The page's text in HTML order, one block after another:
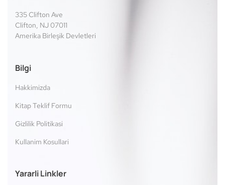
335 Clifton Ave
Clifton, NJ 07011
Amerika Birleşik Devletleri
Bilgi
Hakkimizda
Kitap Teklif Formu
Gizlilik Politikasi
Kullanim Kosullari
Yararli Linkler